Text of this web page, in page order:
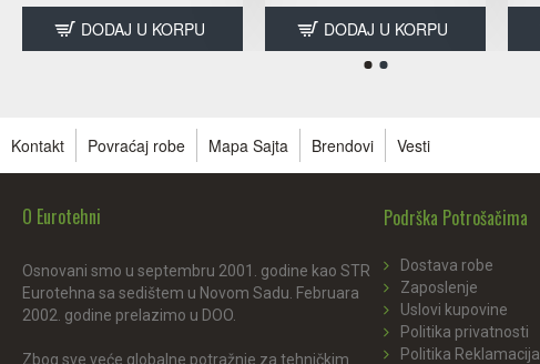
DODAJ U KORPU DODAJ U KORPU
Kontakt Povraćaj robe Mapa Sajta Brendovi Vesti
O Eurotehni
Osnovani smo u septembru 2001. godine kao STR
Eurotehna sa sedištem u Novom Sadu. Februara
2002. godine prelazimo u DOO.
Zbog sve veće globalne potražnje za tehničkim
Podrška Potrošačima
Dostava robe
Zaposlenje
Uslovi kupovine
Politika privatnosti
Politika Reklamacija